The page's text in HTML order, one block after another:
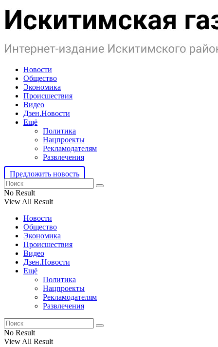
Новости
Общество
Экономика
Происшествия
Видео
Дзен.Новости
Ещё
Политика
Нацпроекты
Рекламодателям
Развлечения
Предложить новость
No Result
View All Result
Новости
Общество
Экономика
Происшествия
Видео
Дзен.Новости
Ещё
Политика
Нацпроекты
Рекламодателям
Развлечения
No Result
View All Result